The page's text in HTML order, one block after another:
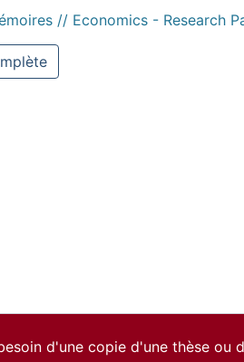
// Economics - Research
d'une copie d'une thèse ou